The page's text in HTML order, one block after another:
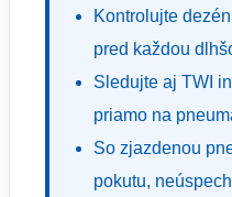
Kontrolujte
pred každou
Sledujte aj TWI
priamo na
So zjazdenou
pokutu,